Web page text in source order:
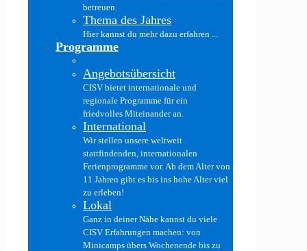
betreuen.
Thema des Jahres
Hier kannst du mehr dazu erfahren ...
Programme
Angebotsübersicht
CISV bietet internationale und
regionale Programme für ein
friedvolles Miteinander an.
International
Wir stellen unsere weltweit
stattfindenden, internationalen
Ferienprogramme vor. Ab dem Alter von
11 Jahren gibt es bis ins hohe Alter viel
zu erleben!
Lokal
Ganz in deiner Nähe kannst du viele
CISV Erfahrungen machen: von
Minicamps übers Wochenende bis zu